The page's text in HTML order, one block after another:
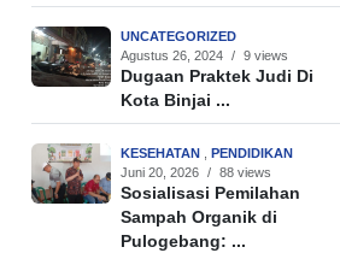
UNCATEGORIZED
Agustus 26, 2024
/ 9 views
Dugaan Praktek Judi Di
Kota Binjai ...
KESEHATAN , PENDIDIKAN
Juni 20, 2026
/ 88 views
Sosialisasi Pemilahan
Sampah Organik di
Pulogebang: ...